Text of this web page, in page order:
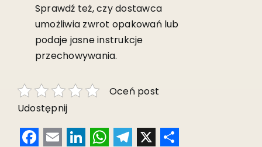
Sprawdź też, czy dostawca
umożliwia zwrot opakowań lub
podaje jasne instrukcje
przechowywania.
Oceń post
Udostępnij